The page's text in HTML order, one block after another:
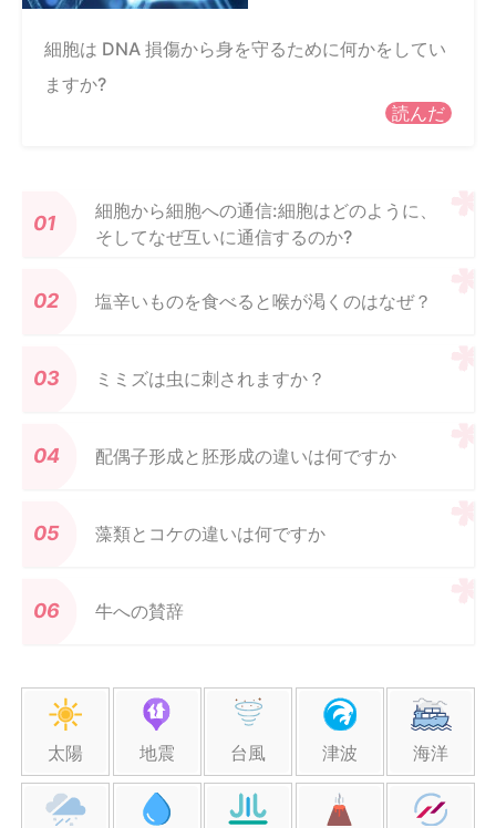
細胞は DNA 損傷から身を守るために何かをしてい
ますか?
読んだ
細胞から細胞への通信:細胞はどのように、
そしてなぜ互いに通信するのか?
塩辛いものを食べると喉が渇くのはなぜ？
ミミズは虫に刺されますか？
配偶子形成と胚形成の違いは何ですか
藻類とコケの違いは何ですか
牛への賛辞
太陽 地震 台風 津波 海洋